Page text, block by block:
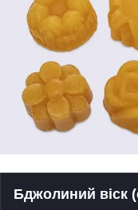
Бджолиний віск